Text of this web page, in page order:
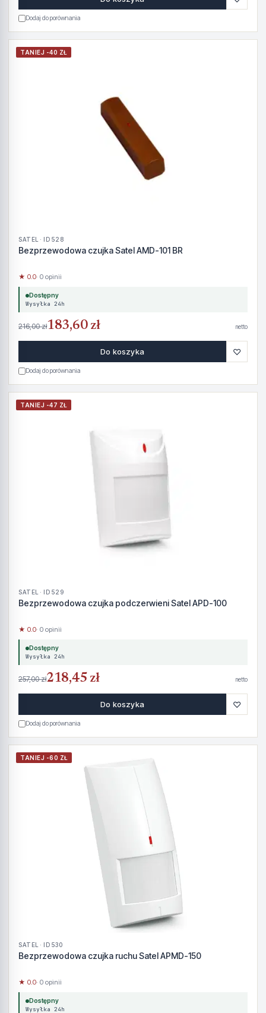
Dodaj do porównania
TANIEJ -40 ZŁ
SATEL · ID 528
Bezprzewodowa czujka Satel AMD-101 BR
★ 0.0· 0 opinii
Dostępny
Wysyłka 24h
216,00 zł183,60 zł netto
Do koszyka ♡
Dodaj do porównania
TANIEJ -47 ZŁ
SATEL · ID 529
Bezprzewodowa czujka podczerwieni Satel APD-100
★ 0.0· 0 opinii
Dostępny
Wysyłka 24h
257,00 zł218,45 zł netto
Do koszyka ♡
Dodaj do porównania
TANIEJ -60 ZŁ
SATEL · ID 530
Bezprzewodowa czujka ruchu Satel APMD-150
★ 0.0· 0 opinii
Dostępny
Wysyłka 24h